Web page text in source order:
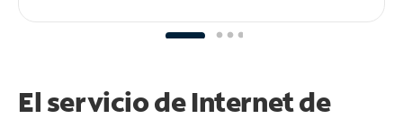
El servicio de Internet de